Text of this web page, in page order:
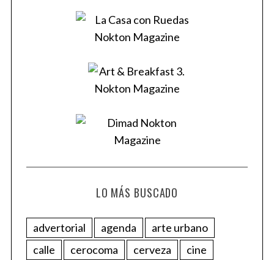
LO MÁS BUSCADO
advertorial agenda
arte urbano
calle
cerocoma cerveza
cine